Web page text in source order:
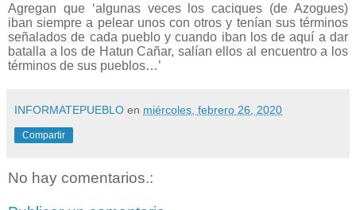
Agregan que ‘algunas veces los caciques (de Azogues)
iban siempre a pelear unos con otros y tenían sus términos
señalados de cada pueblo y cuando iban los de aquí a dar
batalla a los de Hatun Cañar, salían ellos al encuentro a los
términos de sus pueblos…’
INFORMATEPUEBLO en miércoles, febrero 26, 2020
Compartir
No hay comentarios.: